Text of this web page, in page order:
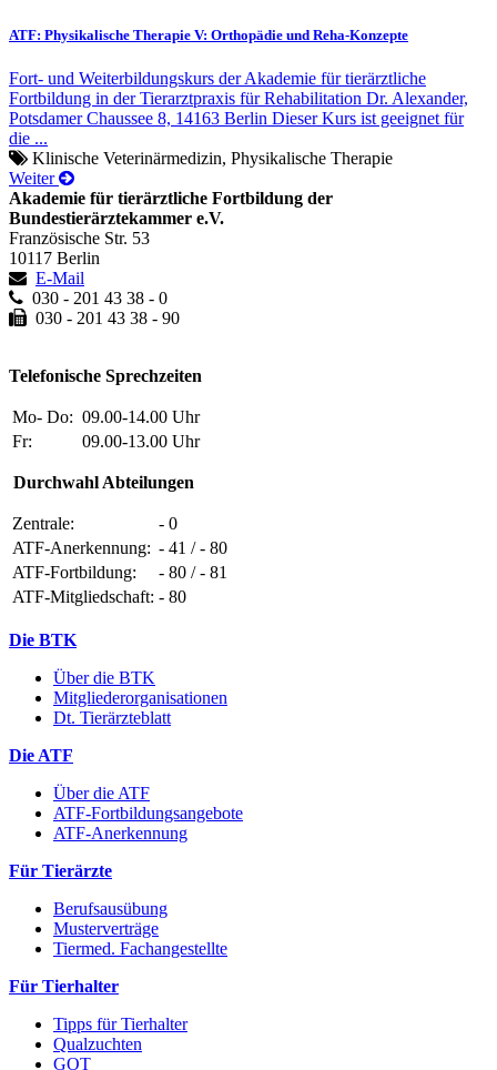
ATF: Physikalische Therapie V: Orthopädie und Reha-Konzepte
Fort- und Weiterbildungskurs der Akademie für tierärztliche
Fortbildung in der Tierarztpraxis für Rehabilitation Dr. Alexander,
Potsdamer Chaussee 8, 14163 Berlin Dieser Kurs ist geeignet für
die ...
Klinische Veterinärmedizin, Physikalische Therapie
Weiter
Akademie für tierärztliche Fortbildung der
Bundestierärztekammer e.V.
Französische Str. 53
10117 Berlin
E-Mail
030 - 201 43 38 - 0
030 - 201 43 38 - 90
Telefonische Sprechzeiten
Mo- Do: 09.00-14.00 Uhr
Fr:
09.00-13.00 Uhr
Durchwahl Abteilungen
Zentrale:
- 0
ATF-Anerkennung: - 41 / - 80
ATF-Fortbildung:
- 80 / - 81
ATF-Mitgliedschaft: - 80
Die BTK
Über die BTK
Mitgliederorganisationen
Dt. Tierärzteblatt
Die ATF
Über die ATF
ATF-Fortbildungsangebote
ATF-Anerkennung
Für Tierärzte
Berufsausübung
Musterverträge
Tiermed. Fachangestellte
Für Tierhalter
Tipps für Tierhalter
Qualzuchten
GOT